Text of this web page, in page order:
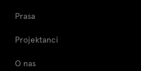
Prasa
Projektanci
O nas